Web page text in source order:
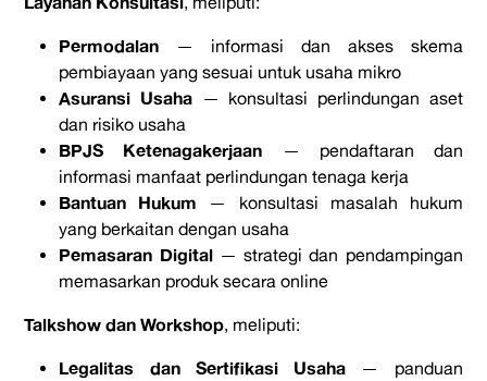
Permodalan — informasi dan akses skema
pembiayaan yang sesuai untuk usaha mikro
Asuransi Usaha — konsultasi perlindungan aset
dan risiko usaha
BPJS Ketenagakerjaan — pendaftaran dan
informasi manfaat perlindungan tenaga kerja
Bantuan Hukum — konsultasi masalah hukum
yang berkaitan dengan usaha
Pemasaran Digital— strategi dan pendampingan
memasarkan produk secara online
Talkshow dan Workshop, meliputi:
Legalitas dan Sertifikasi Usaha — panduan